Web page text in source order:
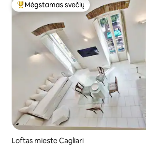
Svečių mėgstamiausias
Mėgstamas svečių
Loftas mieste Cagliari